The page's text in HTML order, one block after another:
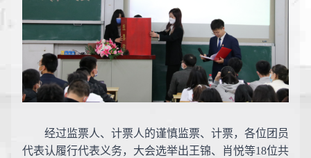
经过监票人、计票人的谨慎监票、计票，各位团员
代表认履行代表义务，大会选举出王锦、肖悦等18位共